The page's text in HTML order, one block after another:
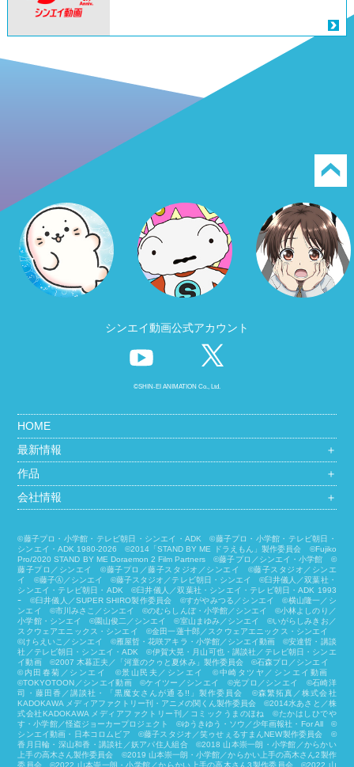
シンエイ動画公式アカウント
©SHIN-EI ANIMATION Co., Ltd.
HOME
最新情報
＋
作品
＋
会社情報
＋
©藤子プロ・小学館・テレビ朝日・シンエイ・ADK ©藤子プロ・小学館・テレビ朝日・
シンエイ・ADK 1980-2026 ©2014「STAND BY ME ドラえもん」製作委員会 ©Fujiko
Pro/2020 STAND BY ME Doraemon 2 Film Partners ©藤子プロ／シンエイ・小学館 ©
藤子プロ／シンエイ ©藤子プロ／藤子スタジオ／シンエイ ©藤子スタジオ／シンエ
イ ©藤子Ⓐ／シンエイ ©藤子スタジオ／テレビ朝日・シンエイ ©臼井儀人／双葉社・
シンエイ・テレビ朝日・ADK ©臼井儀人／双葉社・シンエイ・テレビ朝日・ADK 1993
ｰ ©臼井儀人／SUPER SHIRO製作委員会 ©すがやみつる／シンエイ ©横山隆一／シ
ンエイ ©市川みさこ／シンエイ ©のむらしんぼ・小学館／シンエイ ©小林よしのり／
小学館・シンエイ ©園山俊二／シンエイ ©室山まゆみ／シンエイ ©いがらしみきお／
スクウェアエニックス・シンエイ ©金田一蓮十郎／スクウェアエニックス・シンエイ
©けらえいこ／シンエイ ©雁屋哲・花咲アキラ・小学館／シンエイ動画 ©安達哲・講談
社／テレビ朝日・シンエイ・ADK ©伊賀大晃・月山可也・講談社／テレビ朝日・シンエ
イ動画 ©2007 木暮正夫／「河童のクゥと夏休み」製作委員会 ©石森プロ／シンエイ
©内田春菊／シンエイ ©景山民夫／シンエイ ©中崎タツヤ／シンエイ動画
©︎TOKYOTOON／シンエイ動画 ©ケイツー／シンエイ ©光プロ／シンエイ ©石崎洋
司・藤田香／講談社・「黒魔女さんが通る!!」製作委員会 ©森繁拓真／株式会社
KADOKAWA メディアファクトリー刊・アニメの関くん製作委員会 ©2014水あさと／株
式会社KADOKAWA メディアファクトリー刊／コミックうまのほね ©たかはしひでや
す・小学館／怪盗ジョーカープロジェクト ©ゆうきゆう・ソウ／少年画報社・For All ©
シンエイ動画・日本コロムビア ©藤子スタジオ／笑ゥせぇるすまんNEW製作委員会 ©
香月日輪・深山和香・講談社／妖アパ住人組合 ©2018 山本崇一朗・小学館／からかい
上手の高木さん製作委員会 ©2019 山本崇一朗・小学館／からかい上手の高木さん2製作
委員会 ©2022 山本崇一朗・小学館／からかい上手の高木さん3製作委員会 ©2022 山